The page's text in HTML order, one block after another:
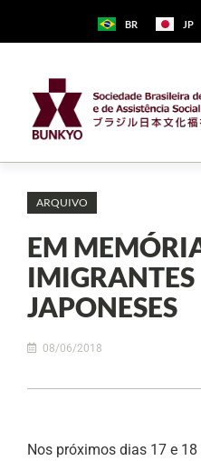
BR JP
ARQUIVO
EM
IMIGRANTES
JAPONESES
08/06/2018
Nos próximos dias 17 e 18